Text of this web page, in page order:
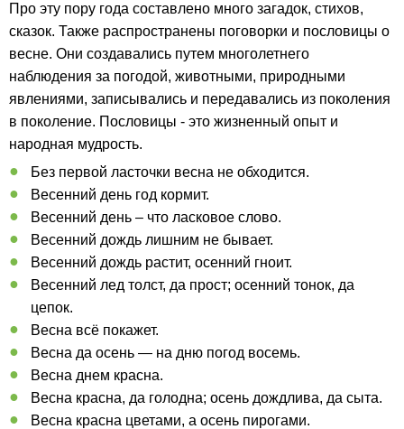
Про эту пору года составлено много загадок, стихов,
сказок. Также распространены поговорки и пословицы о
весне. Они создавались путем многолетнего
наблюдения за погодой, животными, природными
явлениями, записывались и передавались из поколения
в поколение. Пословицы - это жизненный опыт и
народная мудрость.
Без первой ласточки весна не обходится.
Весенний день год кормит.
Весенний день – что ласковое слово.
Весенний дождь лишним не бывает.
Весенний дождь растит, осенний гноит.
Весенний лед толст, да прост; осенний тонок, да
цепок.
Весна всё покажет.
Весна да осень — на дню погод восемь.
Весна днем красна.
Весна красна, да голодна; осень дождлива, да сыта.
Весна красна цветами, а осень пирогами.